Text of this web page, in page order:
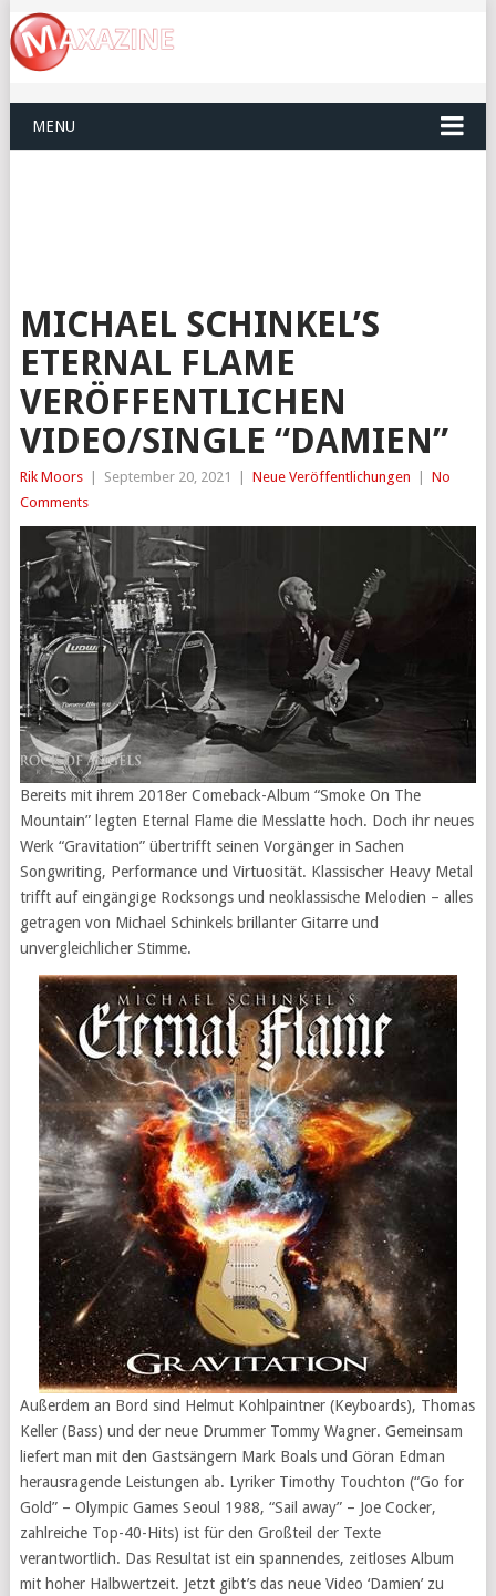
MENU
MICHAEL SCHINKEL’S
ETERNAL FLAME
VERÖFFENTLICHEN
VIDEO/SINGLE “DAMIEN”
Rik Moors September 20, 2021 Neue Veröffentlichungen
No
Comments
Bereits mit ihrem 2018er Comeback-Album “Smoke On The
Mountain” legten Eternal Flame die Messlatte hoch. Doch ihr neues
Werk “Gravitation” übertrifft seinen Vorgänger in Sachen
Songwriting, Performance und Virtuosität. Klassischer Heavy Metal
trifft auf eingängige Rocksongs und neoklassische Melodien – alles
getragen von Michael Schinkels brillanter Gitarre und
unvergleichlicher Stimme.
Außerdem an Bord sind Helmut Kohlpaintner (Keyboards), Thomas
Keller (Bass) und der neue Drummer Tommy Wagner. Gemeinsam
liefert man mit den Gastsängern Mark Boals und Göran Edman
herausragende Leistungen ab. Lyriker Timothy Touchton (“Go for
Gold” – Olympic Games Seoul 1988, “Sail away” – Joe Cocker,
zahlreiche Top-40-Hits) ist für den Großteil der Texte
verantwortlich. Das Resultat ist ein spannendes, zeitloses Album
mit hoher Halbwertzeit. Jetzt gibt’s das neue Video ‘Damien’ zu